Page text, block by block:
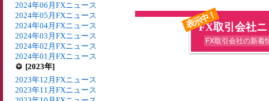
2024年06月FXニュース
2024年05月FXニュース
2024年04月FXニュース
2024年03月FXニュース
2024年02月FXニュース
2024年01月FXニュース
[2023年]
2023年12月FXニュース
2023年11月FXニュース
表示中！
FX取引会社
FX取引会社の新着